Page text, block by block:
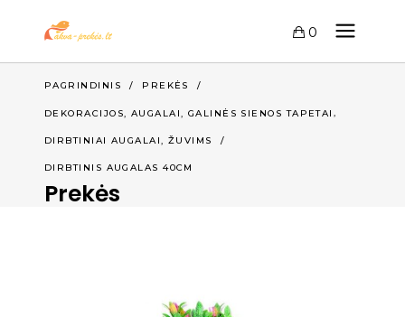
0
PAGRINDINIS / PREKĖS /
DEKORACIJOS, AUGALAI, GALINĖS SIENOS TAPETAI ,
DIRBTINIAI AUGALAI,ŽUVIMS /
DIRBTINIS AUGALAS 40CM
Prekės